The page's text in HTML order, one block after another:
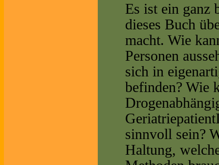
Es ist ein ganz
dieses Buch
macht. Wie
Personen
sich in
befinden? Wie
sinnvoll sein?
Haltung,